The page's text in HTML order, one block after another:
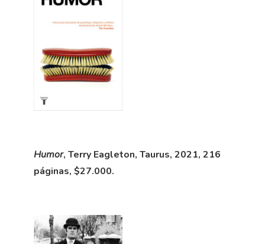
Humor, Terry Eagleton, Taurus, 2021, 216
páginas, $27.000.